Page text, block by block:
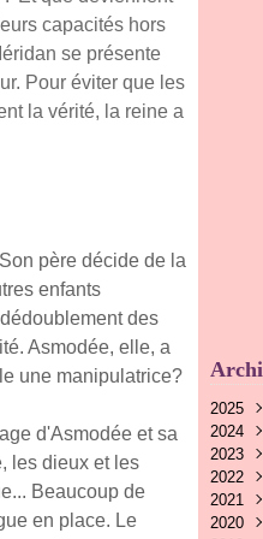
capacités hors
se présente
Pour éviter que les
la vérité, la reine a
père décide de la
enfants
des
Asmodée, elle, a
une manipulatrice?
d'Asmodée et sa
les dieux et les
Beaucoup de
en place. Le
2025
Août
Juin
Mai
2024
Août
2023
2022
2021
2020